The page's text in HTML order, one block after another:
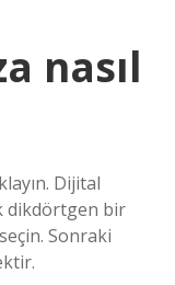
nasıl
Dijital
dikdörtgen bir
Sonraki